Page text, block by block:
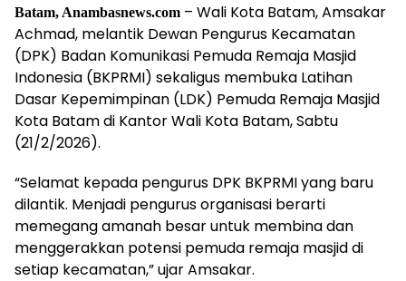
Batam, Anambasnews.com – Wali Kota Batam, Amsakar
Achmad, melantik Dewan Pengurus Kecamatan
(DPK) Badan Komunikasi Pemuda Remaja Masjid
Indonesia (BKPRMI) sekaligus membuka Latihan
Dasar Kepemimpinan (LDK) Pemuda Remaja Masjid
Kota Batam di Kantor Wali Kota Batam, Sabtu
(21/2/2026).
“Selamat kepada pengurus DPK BKPRMI yang baru
dilantik. Menjadi pengurus organisasi berarti
memegang amanah besar untuk membina dan
menggerakkan potensi pemuda remaja masjid di
setiap kecamatan,” ujar Amsakar.